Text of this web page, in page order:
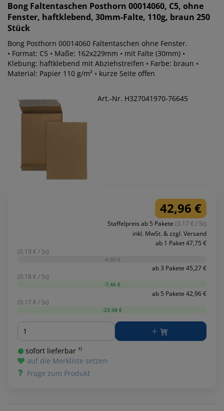
Bong Faltentaschen Posthorn 00014060, C5, ohne
Fenster, haftklebend, 30mm-Falte, 110g, braun 250
Stück
Bong Posthorn 00014060 Faltentaschen ohne Fenster.
• Format: C5 • Maße: 162x229mm • mit Falte (30mm) •
Klebung: haftklebend mit Abziehstreifen • Farbe: braun •
Material: Papier 110 g/m² • kurze Seite offen
Art.-Nr. H327041970-76645
42,96 €
Staffelpreis ab 5 Pakete (0.17 € / St)
inkl. MwSt. & zzgl. Versand
ab 1 Paket 47,75 €
(0.19 € / St)
-0,00 €
ab 3 Pakete 45,27 €
(0.18 € / St)
-7,46 €
ab 5 Pakete 42,96 €
(0.17 € / St)
-23,98 €
Menge
sofort lieferbar ¹⁾
auf die Merkliste setzen
Frage zum Produkt